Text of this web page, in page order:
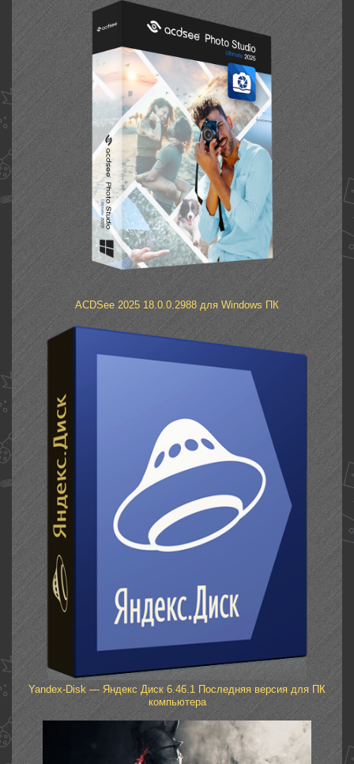
ACDSee 2025 18.0.0.2988 для Windows ПК
Yandex-Disk — Яндекс Диск 6.46.1 Последняя версия для ПК
компьютера